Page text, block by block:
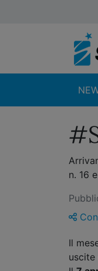
n. 16
Il